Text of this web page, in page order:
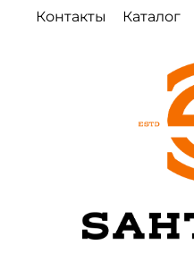
Контакты Каталог